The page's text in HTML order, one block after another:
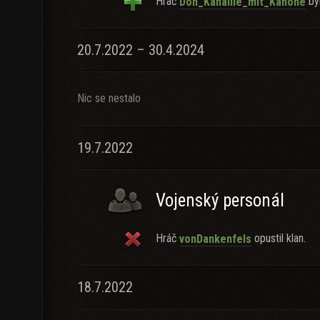
20.7.2022 – 30.4.2024
Nic se nestalo
19.7.2022
Vojenský personál
Hráč vonDankenfels opustil klan.
18.7.2022